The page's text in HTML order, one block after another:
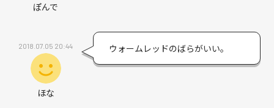
ぽんで
2018.07.05 20:44
ほな
ウォームレッドのばらがいい。